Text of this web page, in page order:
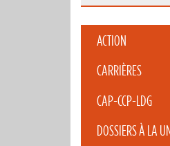
ACTION
CARRIÈRES
CAP-CCP-LDG
DOSSIERS À LA